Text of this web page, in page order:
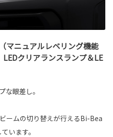
マニュアルレベリング機能
クリアランスランプ＆LE
な眼差し。
ームの切り替えが行えるBi-Bea
います。